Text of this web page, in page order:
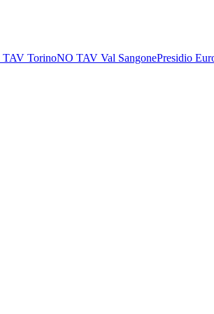
TAV TorinoNO TAV Val SangonePresidio